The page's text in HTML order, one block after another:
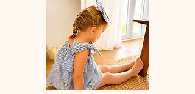
option col élastiqué dans le même
tissu ou en broderie anglaise.
La broderie peut différer selon les
stocks.
♡ Le délai de fabrication est de 15 à
28 jours ouvrés selon les commandes